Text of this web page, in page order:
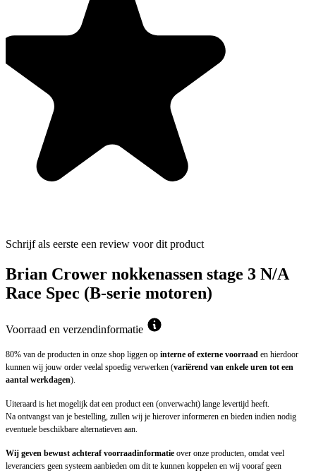
Schrijf als eerste een review voor dit product
Brian Crower nokkenassen stage 3 N/A
Race Spec (B-serie motoren)
Voorraad en verzendinformatie
80% van de producten in onze shop liggen op interne of externe voorraad en hierdoor
kunnen wij jouw order veelal spoedig verwerken (variërend van enkele uren tot een
aantal werkdagen).
Uiteraard is het mogelijk dat een product een (onverwacht) lange levertijd heeft.
Na ontvangst van je bestelling, zullen wij je hierover informeren en bieden indien nodig
eventuele beschikbare alternatieven aan.
Wij geven bewust achteraf voorraadinformatie over onze producten, omdat veel
leveranciers geen systeem aanbieden om dit te kunnen koppelen en wij vooraf geen